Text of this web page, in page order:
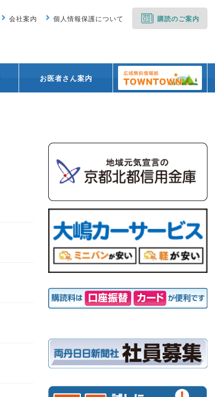
会社案内 個人情報保護について 購読のご案内
お医者さん案内